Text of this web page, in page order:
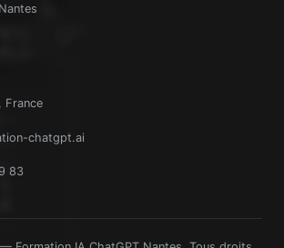
France
chatgpt.ai
83